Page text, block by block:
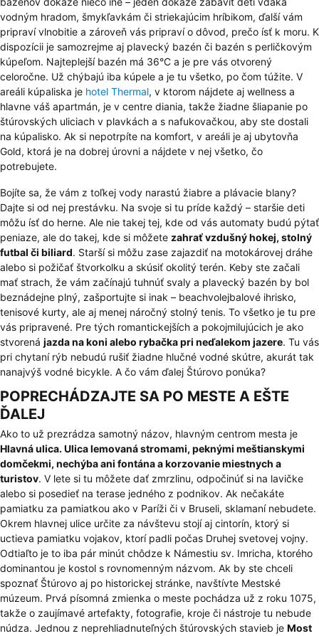
vodným hradom, šmykľavkám či striekajúcim hríbikom, ďalší vám
pripraví vlnobitie a zároveň vás pripraví o dôvod, prečo ísť k moru. K
dispozícii je samozrejme aj plavecký bazén či bazén s perličkovým
kúpeľom. Najteplejší bazén má 36°C a je pre vás otvorený
celoročne. Už chýbajú iba kúpele a je tu všetko, po čom túžite. V
areáli kúpaliska je hotel Thermal, v ktorom nájdete aj wellness a
hlavne váš apartmán, je v centre diania, takže žiadne šliapanie po
štúrovských uliciach v plavkách a s nafukovačkou, aby ste dostali
na kúpalisko. Ak si nepotrpíte na komfort, v areáli je aj ubytovňa
Gold, ktorá je na dobrej úrovni a nájdete v nej všetko, čo
potrebujete.
Bojíte sa, že vám z toľkej vody narastú žiabre a plávacie blany?
Dajte si od nej prestávku. Na svoje si tu príde každý – staršie deti
môžu ísť do herne. Ale nie takej tej, kde od vás automaty budú pýtať
peniaze, ale do takej, kde si môžete zahrať vzdušný hokej, stolný
futbal či biliard. Starší si môžu zase zajazdiť na motokárovej dráhe
alebo si požičať štvorkolku a skúsiť okolitý terén. Keby ste začali
mať strach, že vám začínajú tuhnúť svaly a plavecký bazén by bol
beznádejne plný, zašportujte si inak – beachvolejbalové ihrisko,
tenisové kurty, ale aj menej náročný stolný tenis. To všetko je tu pre
vás pripravené. Pre tých romantickejších a pokojmilujúcich je ako
stvorená jazda na koni alebo rybačka pri neďalekom jazere. Tu vás
pri chytaní rýb nebudú rušiť žiadne hlučné vodné skútre, akurát tak
nanajvýš vodné bicykle. A čo vám ďalej Štúrovo ponúka?
POPRECHÁDZAJTE SA PO MESTE A EŠTE
ĎALEJ
Ako to už prezrádza samotný názov, hlavným centrom mesta je
Hlavná ulica. Ulica lemovaná stromami, peknými meštianskymi
domčekmi, nechýba ani fontána a korzovanie miestnych a
turistov. V lete si tu môžete dať zmrzlinu, odpočinúť si na lavičke
alebo si posedieť na terase jedného z podnikov. Ak nečakáte
pamiatku za pamiatkou ako v Paríži či v Bruseli, sklamaní nebudete.
Okrem hlavnej ulice určite za návštevu stojí aj cintorín, ktorý si
uctieva pamiatku vojakov, ktorí padli počas Druhej svetovej vojny.
Odtiaľto je to iba pár minút chôdze k Námestiu sv. Imricha, ktorého
dominantou je kostol s rovnomenným názvom. Ak by ste chceli
spoznať Štúrovo aj po historickej stránke, navštívte Mestské
múzeum. Prvá písomná zmienka o meste pochádza už z roku 1075,
takže o zaujímavé artefakty, fotografie, kroje či nástroje tu nebude
núdza. Jednou z neprehliadnuteľných štúrovských stavieb je Most